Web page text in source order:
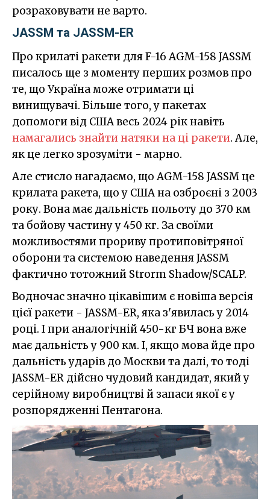
розраховувати не варто.
JASSM та JASSM-ER
Про крилаті ракети для F-16 AGM-158 JASSM
писалось ще з моменту перших розмов про
те, що Україна може отримати ці
винищувачі. Більше того, у пакетах
допомоги від США весь 2024 рік навіть
намагались знайти натяки на ці ракети. Але,
як це легко зрозуміти - марно.
Але стисло нагадаємо, що AGM-158 JASSM це
крилата ракета, що у США на озброєні з 2003
року. Вона має дальність польоту до 370 км
та бойову частину у 450 кг. За своїми
можливостями прориву протиповітряної
оборони та системою наведення JASSM
фактично тотожний Strorm Shadow/SCALP.
Водночас значно цікавішим є новіша версія
цієї ракети - JASSM-ER, яка з'явилась у 2014
році. І при аналогічній 450-кг БЧ вона вже
має дальність у 900 км. І, якщо мова йде про
дальність ударів до Москви та далі, то тоді
JASSM-ER дійсно чудовий кандидат, який у
серійному виробництві й запаси якої є у
розпорядженні Пентагона.